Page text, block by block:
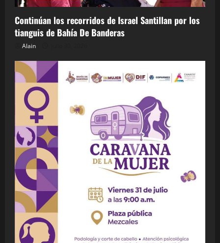
Continúan los recorridos de Israel Santillan por los
tianguis de Bahía De Banderas
Alain